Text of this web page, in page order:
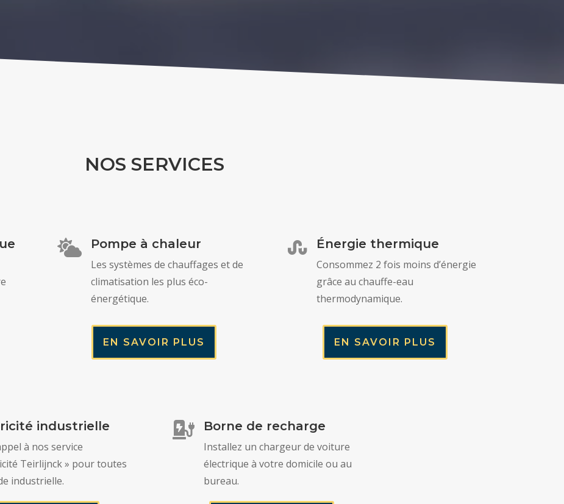
NOS SERVICES
 Pompe à chaleur
Les systèmes de chauffages et de
climatisation les plus éco-
énergétique.
EN SAVOIR PLUS
 Énergie thermique
Consommez 2 fois moins d’énergie
grâce au chauffe-eau
thermodynamique.
EN SAVOIR PLUS
industrielle
à nos service
Teirlijnck » pour toutes
industrielle.
 Borne de recharge
Installez un chargeur de voiture
électrique à votre domicile ou au
bureau.